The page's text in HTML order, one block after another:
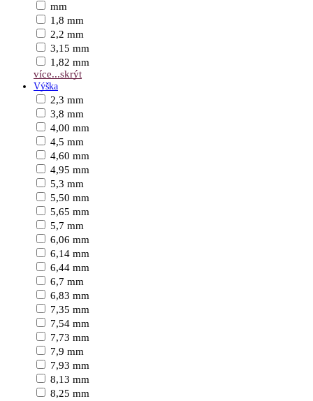
mm
1,8 mm
2,2 mm
3,15 mm
1,82 mm
více...skrýt
Výška
2,3 mm
3,8 mm
4,00 mm
4,5 mm
4,60 mm
4,95 mm
5,3 mm
5,50 mm
5,65 mm
5,7 mm
6,06 mm
6,14 mm
6,44 mm
6,7 mm
6,83 mm
7,35 mm
7,54 mm
7,73 mm
7,9 mm
7,93 mm
8,13 mm
8,25 mm